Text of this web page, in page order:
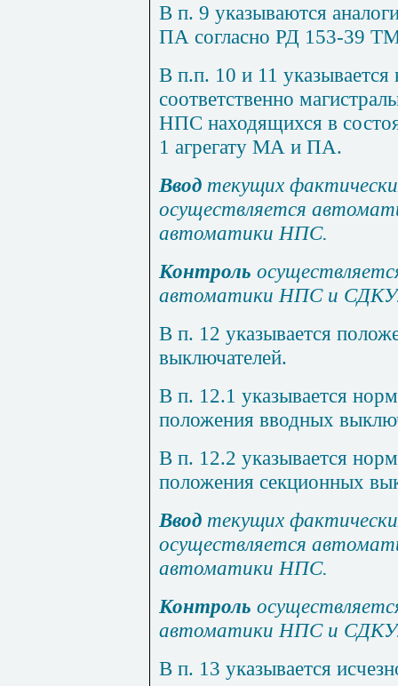
В п. 9 указываются
ПА согласно РД 153-39
В п.п. 10 и 11
соответственно
НПС находящихся в
1 агрегату МА и ПА.
Ввод текущих
осуществляется
автоматики НПС.
Контроль
автоматики НПС и СДК
В п. 12 указывается
выключателей.
В п. 12.1 указывается
положения вводных
В п. 12.2 указывается
положения секционных
Ввод текущих
осуществляется
автоматики НПС.
Контроль
автоматики НПС и
В п. 13 указывается